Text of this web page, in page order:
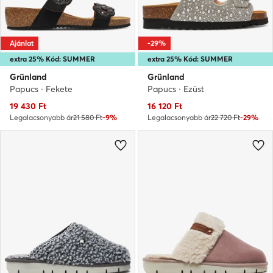
extra 25% Kód: SUMMER
Ajánlat
Grünland
Papucs · Fekete
Aktuális ár
19 430 Ft
Legalacsonyabb ár21 580 Ft-9%
extra 25% Kód: SUMMER
-29%
Grünland
Papucs · Ezüst
Aktuális ár
16 120 Ft
Legalacsonyabb ár22 720 Ft-29%